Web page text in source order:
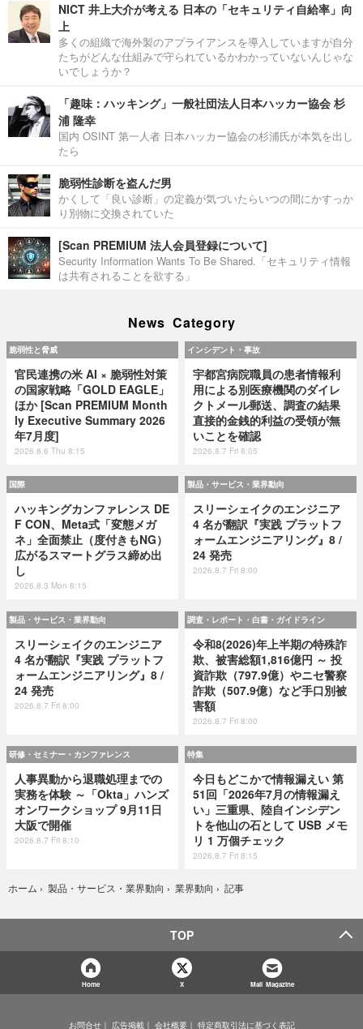
NICT 井上大介が考える 日本の「セキュリティ自給率」向
上
多くの組織で海外製のアプライアンスを導入していますが自分
たちがどんな仕組みで守られているかわかっていないんじゃな
いでしょうか？
「趣味：ハッキング」一般社団法人日本ハッカー協会 杉
浦 隆幸
国内 OSINT 第一人者 日本ハッカー協会の杉浦氏が本気を出し
たら
脆弱性診断を盗んだ男
かくして「良い診断」の定義が気づいたらいつの間にかすっか
り別物に交換されていた
[Scan PREMIUM 法人会員登録について]
Security Information Wants To Be Shared.「セキュリティ情報
は共有されることを欲する」
News Category
脆弱性と脅威
官民連携の米 AI × 脆弱性対策
の国家戦略「GOLD EAGLE」
ほか [Scan PREMIUM Month
ly Executive Summary 2026
年7月度]
2026.8.6 Thu 8:15
インシデント・事故
宇都宮病院職員の患者情報利
用による別医療機関のダイレ
クトメール郵送、調査の結果
直接的金銭的利益の受領が無
いことを確認
2026.8.7 Fri 8:05
国際
ハッキングカンファレンス DE
F CON、Meta式「変態メガ
ネ」全面禁止（度付きもNG）
広がるスマートグラス締め出
し
2026.8.3 Mon 8:15
製品・サービス・業界動向
スリーシェイクのエンジニア
4 名が翻訳『実践 プラットフ
ォームエンジニアリング』8 /
24 発売
2026.8.7 Fri 8:00
製品・サービス・業界動向
スリーシェイクのエンジニア
4 名が翻訳『実践 プラットフ
ォームエンジニアリング』8 /
24 発売
2026.8.7 Fri 8:00
調査・レポート・白書・ガイドライン
令和8(2026)年上半期の特殊詐
欺、被害総額1,816億円 ～ 投
資詐欺（797.9億）やニセ警察
詐欺（507.9億）など手口別被
害額
2026.8.7 Fri 8:00
研修・セミナー・カンファレンス
人事異動から退職処理までの
実務を体験 ～「Okta」ハンズ
オンワークショップ 9月11日
大阪で開催
2026.8.7 Fri 8:10
特集
今日もどこかで情報漏えい 第
51回「2026年7月の情報漏え
い」三重県、陸自インシデン
トを他山の石として USB メモ
リ 1 万個チェック
2026.8.7 Fri 8:15
ホーム › 製品・サービス・業界動向 › 業界動向 › 記事
TOP
Home X Mail Magazine
お問合せ 広告掲載 会社概要 特定商取引法に基づく表記